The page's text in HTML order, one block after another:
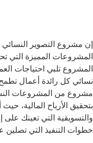
إن مشروع التصوير
المشروعات المميزة التي
المشروع تلبي احتياجات
نسائي كل رائدة أعمال
مشروع من المشروعات
بتحقيق الأرباح المالية، حيث
والتسويقية التي تعينك على
خطوات التنفيذ التي تصلين